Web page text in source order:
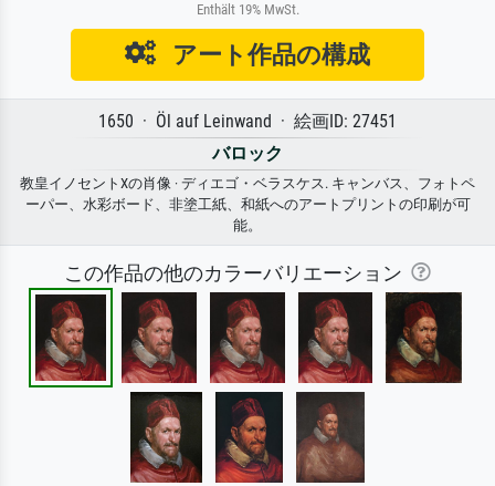
Enthält 19% MwSt.
アート作品の構成
1650 · Öl auf Leinwand · 絵画ID: 27451
バロック
教皇イノセントXの肖像 · ディエゴ・ベラスケス. キャンバス、フォトペ
ーパー、水彩ボード、非塗工紙、和紙へのアートプリントの印刷が可
能。
この作品の他のカラーバリエーション